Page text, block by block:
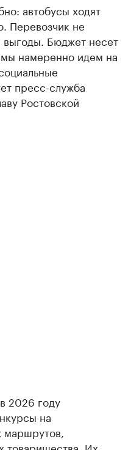
автобусы ходят
Перевозчик не
выгоды. Бюджет несет
намеренно идем на
пресс-служба
Ростовской
2026 году
на